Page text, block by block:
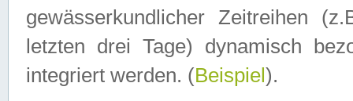
gewässerkundlicher Zeitreihen
letzten drei Tage) dynamisch
integriert werden. (Beispiel ).